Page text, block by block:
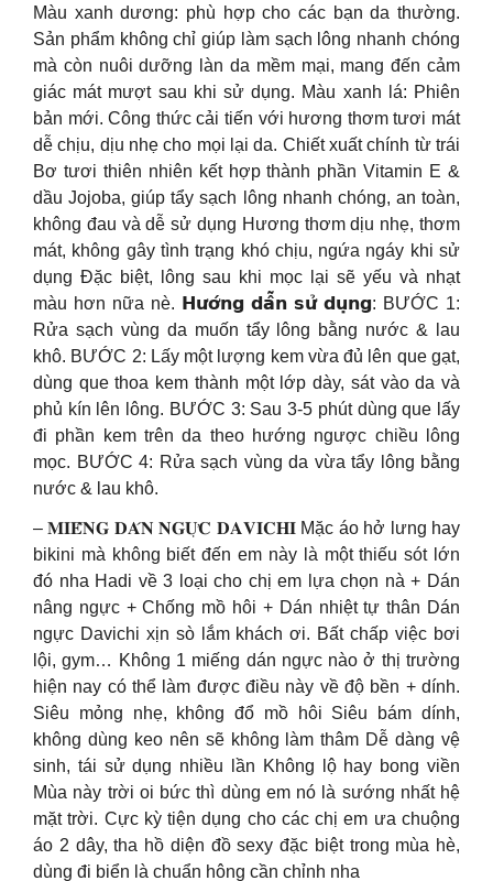
Màu xanh dương: phù hợp cho các bạn da thường.
Sản phẩm không chỉ giúp làm sạch lông nhanh chóng
mà còn nuôi dưỡng làn da mềm mại, mang đến cảm
giác mát mượt sau khi sử dụng. Màu xanh lá: Phiên
bản mới. Công thức cải tiến với hương thơm tươi mát
dễ chịu, dịu nhẹ cho mọi lại da. Chiết xuất chính từ trái
Bơ tươi thiên nhiên kết hợp thành phần Vitamin E &
dầu Jojoba, giúp tẩy sạch lông nhanh chóng, an toàn,
không đau và dễ sử dụng Hương thơm dịu nhẹ, thơm
mát, không gây tình trạng khó chịu, ngứa ngáy khi sử
dụng Đặc biệt, lông sau khi mọc lại sẽ yếu và nhạt
màu hơn nữa nè. 𝗛𝘂̛𝗼̛́𝗻𝗴 𝗱𝗮̂̃𝗻 𝘀𝘂̛̉ 𝗱𝘂̣𝗻𝗴: BƯỚC 1:
Rửa sạch vùng da muốn tẩy lông bằng nước & lau
khô. BƯỚC 2: Lấy một lượng kem vừa đủ lên que gạt,
dùng que thoa kem thành một lớp dày, sát vào da và
phủ kín lên lông. BƯỚC 3: Sau 3-5 phút dùng que lấy
đi phần kem trên da theo hướng ngược chiều lông
mọc. BƯỚC 4: Rửa sạch vùng da vừa tẩy lông bằng
nước & lau khô.
– 𝐌𝐈𝐄̂́𝐍𝐆 𝐃𝐀́𝐍 𝐍𝐆𝐔̛̣𝐂 𝐃𝐀𝐕𝐈𝐂𝐇𝐈 Mặc áo hở lưng hay
bikini mà không biết đến em này là một thiếu sót lớn
đó nha Hadi về 3 loại cho chị em lựa chọn nà + Dán
nâng ngực + Chống mồ hôi + Dán nhiệt tự thân Dán
ngực Davichi xịn sò lắm khách ơi. Bất chấp việc bơi
lội, gym… Không 1 miếng dán ngực nào ở thị trường
hiện nay có thể làm được điều này về độ bền + dính.
Siêu mỏng nhẹ, không đổ mồ hôi Siêu bám dính,
không dùng keo nên sẽ không làm thâm Dễ dàng vệ
sinh, tái sử dụng nhiều lần Không lộ hay bong viền
Mùa này trời oi bức thì dùng em nó là sướng nhất hệ
mặt trời. Cực kỳ tiện dụng cho các chị em ưa chuộng
áo 2 dây, tha hồ diện đồ sexy đặc biệt trong mùa hè,
dùng đi biển là chuẩn hông cần chỉnh nha